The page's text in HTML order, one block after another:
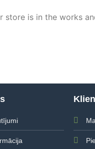
store is in the works